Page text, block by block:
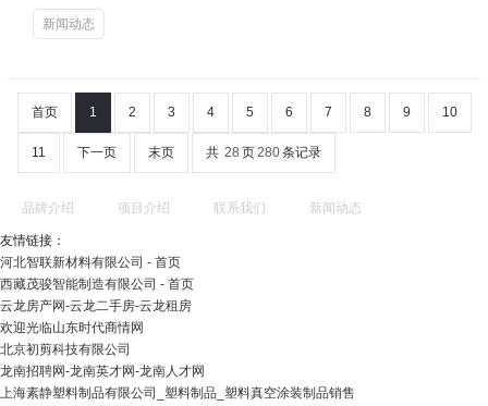
新闻动态
首页 1 2 3 4 5 6 7 8 9 10
11 下一页 末页 共 28 页280条记录
品牌介绍 项目介绍 联系我们 新闻动态
友情链接：
河北智联新材料有限公司 - 首页
西藏茂骏智能制造有限公司 - 首页
云龙房产网-云龙二手房-云龙租房
欢迎光临山东时代商情网
北京初剪科技有限公司
龙南招聘网-龙南英才网-龙南人才网
上海素静塑料制品有限公司_塑料制品_塑料真空涂装制品销售